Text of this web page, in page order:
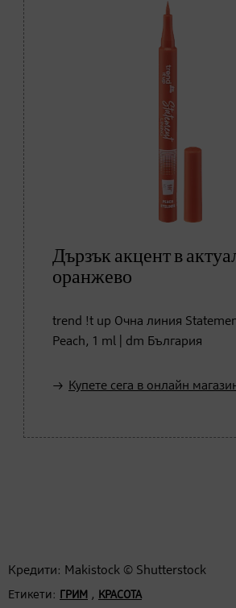
Дързък акцент в
оранжево
trend !t up Очна линия
Peach, 1 ml | dm България
Купете сега в онлайн
Кредити: Makistock © Shutterstock
Етикети: ГРИМ , КРАСОТА